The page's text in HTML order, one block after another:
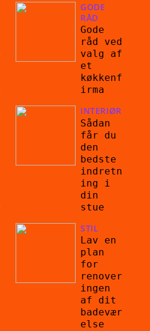
GODE
RÅD
Gode
råd ved
valg af
et
køkkenf
irma
INTERIØR
Sådan
får du
den
bedste
indretn
ing i
din
stue
STIL
Lav en
plan
for
renover
ingen
af dit
badevær
else